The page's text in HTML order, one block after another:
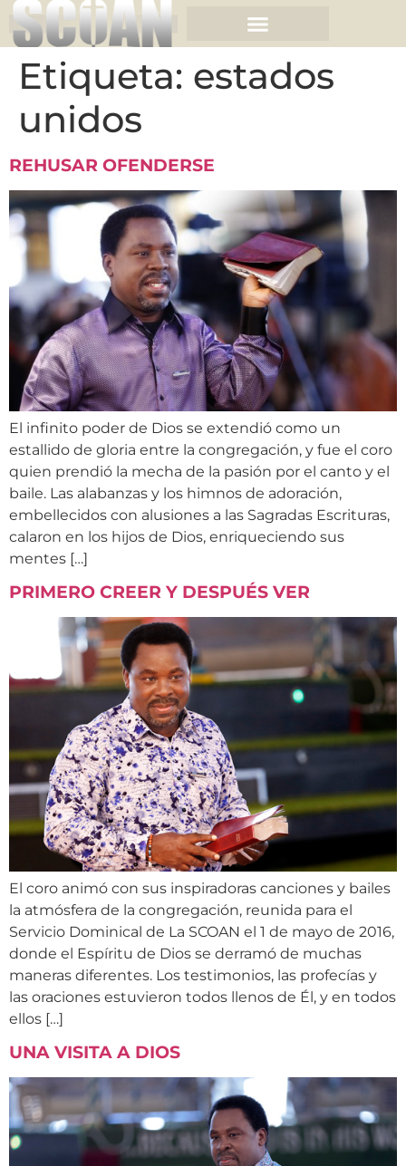
Etiqueta: estados
unidos
REHUSAR OFENDERSE
El infinito poder de Dios se extendió como un
estallido de gloria entre la congregación, y fue el coro
quien prendió la mecha de la pasión por el canto y el
baile. Las alabanzas y los himnos de adoración,
embellecidos con alusiones a las Sagradas Escrituras,
calaron en los hijos de Dios, enriqueciendo sus
mentes […]
PRIMERO CREER Y DESPUÉS VER
El coro animó con sus inspiradoras canciones y bailes
la atmósfera de la congregación, reunida para el
Servicio Dominical de La SCOAN el 1 de mayo de 2016,
donde el Espíritu de Dios se derramó de muchas
maneras diferentes. Los testimonios, las profecías y
las oraciones estuvieron todos llenos de Él, y en todos
ellos […]
UNA VISITA A DIOS